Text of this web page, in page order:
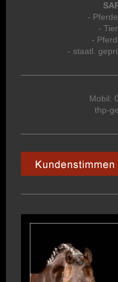
-
-
-
- staatl.
Mobil:
thp-